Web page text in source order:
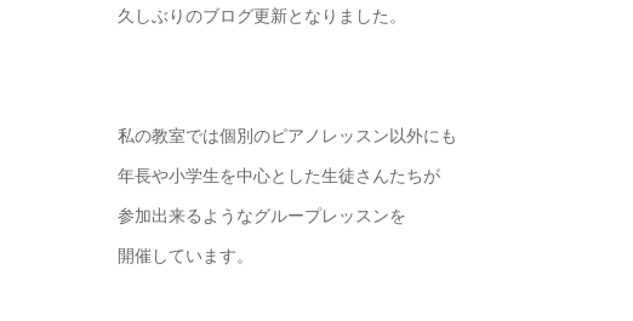
久しぶりのブログ更新となりました。
私の教室では個別のピアノレッスン以外にも
年長や小学生を中心とした生徒さんたちが
参加出来るようなグループレッスンを
開催しています。